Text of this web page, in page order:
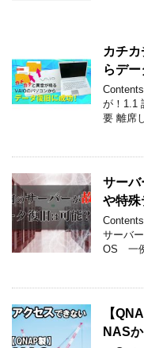
カチ
らデー
が！1.1
要 離席
サーバ
や特殊
サーバ
OS 一
【
NAS